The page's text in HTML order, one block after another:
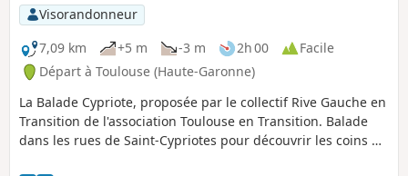
emprunte le Pont Saint-Michel pour
rejoindre la Prairie des Filtres. Au retour,
on longe les anciens remparts de la ville
dans le Jardin Raymond VI.
Visorandonneur
7,09 km
+5 m -3 m 2h 00
Facile
Départ à Toulouse (Haute-Garonne)
La Balade Cypriote, proposée par le collectif Rive Gauche en
Transition de l'association Toulouse en Transition. Balade
dans les rues de Saint-Cypriotes pour découvrir les coins de